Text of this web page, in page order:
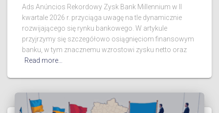
Ads Anúncios Rekordowy Zysk Bank Millennium w II
kwartale 2026 r. przyciąga uwagę na tle dynamicznie
rozwijającego się rynku bankowego. W artykule
przyjrzymy się szczegółowo osiągnięciom finansowym
banku, w tym znacznemu wzrostowi zysku netto oraz
Read more…